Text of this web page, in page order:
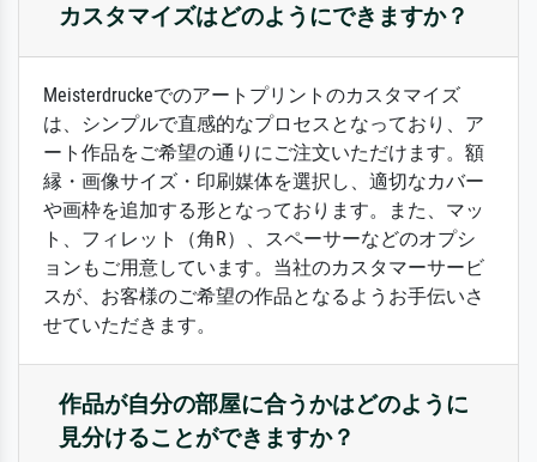
カスタマイズはどのようにできますか？
Meisterdruckeでのアートプリントのカスタマイズ
は、シンプルで直感的なプロセスとなっており、ア
ート作品をご希望の通りにご注文いただけます。額
縁・画像サイズ・印刷媒体を選択し、適切なカバー
や画枠を追加する形となっております。また、マッ
ト、フィレット（角R）、スペーサーなどのオプシ
ョンもご用意しています。当社のカスタマーサービ
スが、お客様のご希望の作品となるようお手伝いさ
せていただきます。
作品が自分の部屋に合うかはどのように
見分けることができますか？